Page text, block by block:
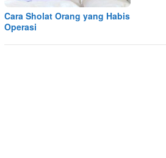
Cara Sholat Orang yang Habis
Operasi